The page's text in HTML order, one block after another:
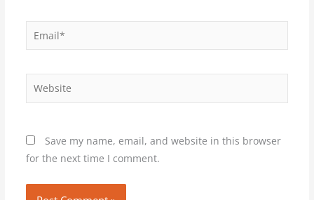
Email*
Website
Save my name, email, and website in this browser
for the next time I comment.